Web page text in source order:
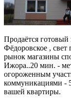
Продаётся
Фёдоровское , свет
рынок магазины
Ижора..20 мин. -
огороженным
коммуникациями -
вашей квартиры.